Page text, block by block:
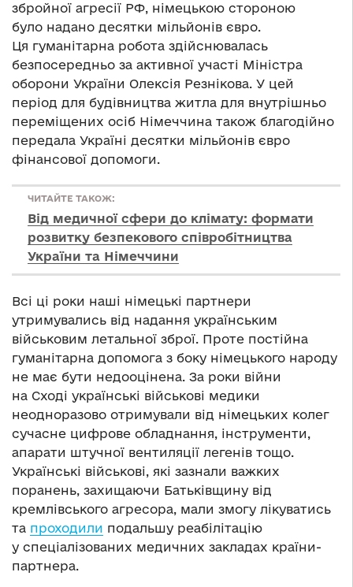
збройної агресії РФ, німецькою стороною
було надано десятки мільйонів євро.
Ця гуманітарна робота здійснювалась
безпосередньо за активної участі Міністра
оборони України Олексія Резнікова. У цей
період для будівництва житла для внутрішньо
переміщених осіб Німеччина також благодійно
передала Україні десятки мільйонів євро
фінансової допомоги.
ЧИТАЙТЕ ТАКОЖ:
Від медичної сфери до клімату: формати
розвитку безпекового співробітництва
України та Німеччини
Всі ці роки наші німецькі партнери
утримувались від надання українським
військовим летальної зброї. Проте постійна
гуманітарна допомога з боку німецького народу
не має бути недооцінена. За роки війни
на Сході українські військові медики
неодноразово отримували від німецьких колег
сучасне цифрове обладнання, інструменти,
апарати штучної вентиляції легенів тощо.
Українські військові, які зазнали важких
поранень, захищаючи Батьківщину від
кремлівського агресора, мали змогу лікуватись
та проходили подальшу реабілітацію
у спеціалізованих медичних закладах країни-
партнера.